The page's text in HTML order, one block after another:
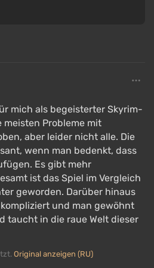
installiert werden.
auf ein neues
dass eine umfassende
war.
des Computers
lädt mehr als 4 GB RAM und
hat geringfügige
die Modelle wirken
wie in Skyrim.
Switch-Version von
mich als begeisterter Skyrim-
meisten Probleme mit
aber leider nicht alle. Die
wenn man bedenkt, dass
Es gibt mehr
ist das Spiel im Vergleich
geworden. Darüber hinaus
und man gewöhnt
taucht in die raue Welt dieser
Original anzeigen (RU)